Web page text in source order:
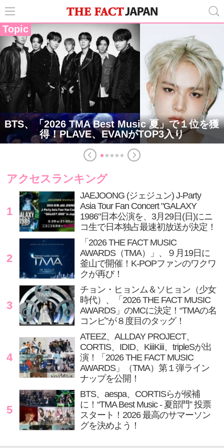
Topic
BTS、「2026 TMA Best Music 夏」で１位を獲
得！PLAVE、EVANがTOP3入り
アクセスランキング
1
JAEJOONG (ジェジュン) J-Party
Asia Tour Fan Concert "GALAXY
1986"日本公演を、3月29日(日)にニ
コ生で日本独占最速初放送が決定！
2
「2026 THE FACT MUSIC
AWARDS（TMA）」、９月19日に
釜山で開催！K-POPファンのワクワ
クが再び！
3
チョン・ヒョンム＆ソヒョン（少女
時代）、「2026 THE FACT MUSIC
AWARDS」のMCに決定！“TMAの名
コンビ”が８度目のタッグ！
4
ATEEZ、ALLDAY PROJECT、
CORTIS、IDID、KiiiKiii、tripleSが出
演！「2026 THE FACT MUSIC
AWARDS」（TMA）第１弾ライン
ナップを公開！
5
BTS、aespa、CORTISらが候補
に！“TMA Best Music - 夏部門” 投票
スタート！2026 最高のサマーソン
グを決めよう！